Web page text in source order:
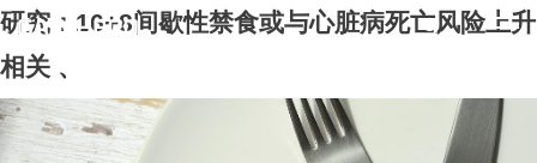
研究：16+8间歇性禁食或与心脏病死亡风险上升
相关 、